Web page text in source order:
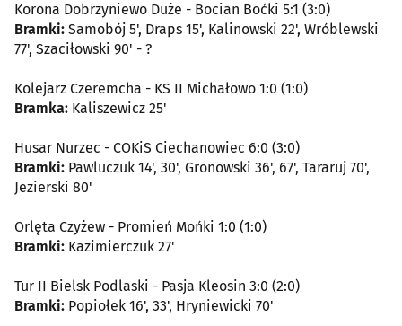
Korona Dobrzyniewo Duże - Bocian Boćki 5:1 (3:0)
Bramki: Samobój 5', Draps 15', Kalinowski 22', Wróblewski
77', Szaciłowski 90' - ?
Kolejarz Czeremcha - KS II Michałowo 1:0 (1:0)
Bramka: Kaliszewicz 25'
Husar Nurzec - COKiS Ciechanowiec 6:0 (3:0)
Bramki: Pawluczuk 14', 30', Gronowski 36', 67', Tararuj 70',
Jezierski 80'
Orlęta Czyżew - Promień Mońki 1:0 (1:0)
Bramki: Kazimierczuk 27'
Tur II Bielsk Podlaski - Pasja Kleosin 3:0 (2:0)
Bramki: Popiołek 16', 33', Hryniewicki 70'